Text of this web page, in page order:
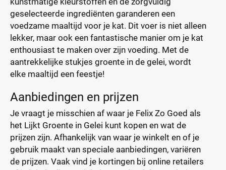
geselecteerde ingrediënten garanderen een
voedzame maaltijd voor je kat. Dit voer is niet alleen
lekker, maar ook een fantastische manier om je kat
enthousiast te maken over zijn voeding. Met de
aantrekkelijke stukjes groente in de gelei, wordt
elke maaltijd een feestje!
Aanbiedingen en prijzen
Je vraagt je misschien af waar je Felix Zo Goed als
het Lijkt Groente in Gelei kunt kopen en wat de
prijzen zijn. Afhankelijk van waar je winkelt en of je
gebruik maakt van speciale aanbiedingen, variëren
de prijzen. Vaak vind je kortingen bij online retailers